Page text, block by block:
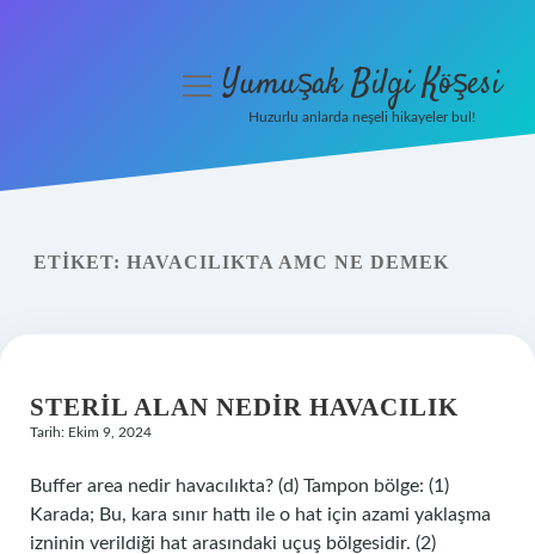
Yasal Uyarı
menüyüYumuşak Bilgi Köşesi
Huzurlu anlarda neşeli hikayeler bul!
ETIKET: HAVACILIKTA AMC NE DEMEK
STERIL ALAN NEDIR HAVACILIK
Tarih: Ekim 9, 2024
Buffer area nedir havacılıkta? (d) Tampon bölge: (1)
Karada; Bu, kara sınır hattı ile o hat için azami yaklaşma
izninin verildiği hat arasındaki uçuş bölgesidir. (2)